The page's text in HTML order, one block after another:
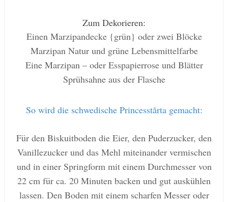
Zum Dekorieren:
Einen Marzipandecke {grün} oder zwei Blöcke
Marzipan Natur und grüne Lebensmittelfarbe
Eine Marzipan – oder Esspapierrose und Blätter
Sprühsahne aus der Flasche
So wird die schwedische Princesstårta gemacht:
Für den Biskuitboden die Eier, den Puderzucker, den
Vanillezucker und das Mehl miteinander vermischen
und in einer Springform mit einem Durchmesser von
22 cm für ca. 20 Minuten backen und gut auskühlen
lassen. Den Boden mit einem scharfen Messer oder